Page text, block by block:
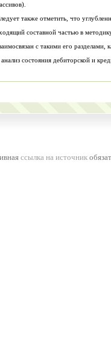
также отметить, что
составной частью в
с такими его разделами,
состояния дебиторской и
ссылка на источник